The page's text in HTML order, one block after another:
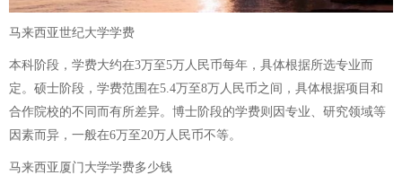
马来西亚世纪大学学费
本科阶段，学费大约在3万至5万人民币每年，具体根据所选专业而
定。硕士阶段，学费范围在5.4万至8万人民币之间，具体根据项目和
合作院校的不同而有所差异。博士阶段的学费则因专业、研究领域等
因素而异，一般在6万至20万人民币不等。
马来西亚厦门大学学费多少钱